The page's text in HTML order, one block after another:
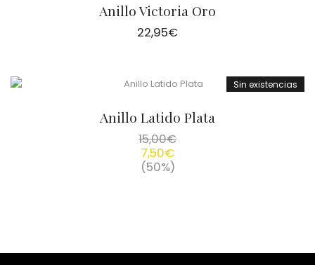
Anillo Victoria Oro
22,95€
Sin existencias
Anillo Latido Plata
15,00€
7,50€
(50%)